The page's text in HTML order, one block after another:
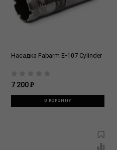
Насадка Fabarm E-107 Cylinder
7 200 ₽
В КОРЗИНУ